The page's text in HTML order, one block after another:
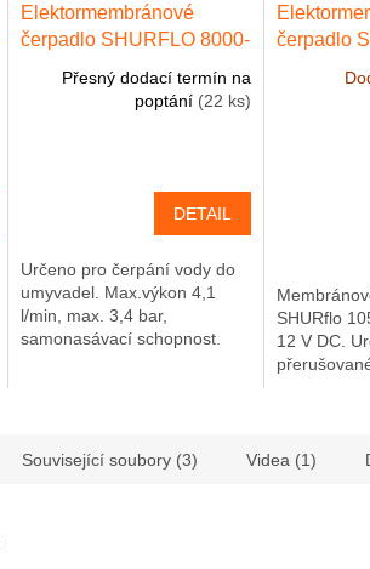
Elektormembránové
čerpadlo SHURFLO 8000-
max. 3,4 bar, 24 V DC
Přesný dodací termín na
poptání (22 ks)
DETAIL
Určeno pro čerpání vody do
umyvadel. Max.výkon 4,1
l/min, max. 3,4 bar,
samonasávací schopnost.
čerpadlo
SHURflo
12 V DC.
Související soubory (3) Videa (1)